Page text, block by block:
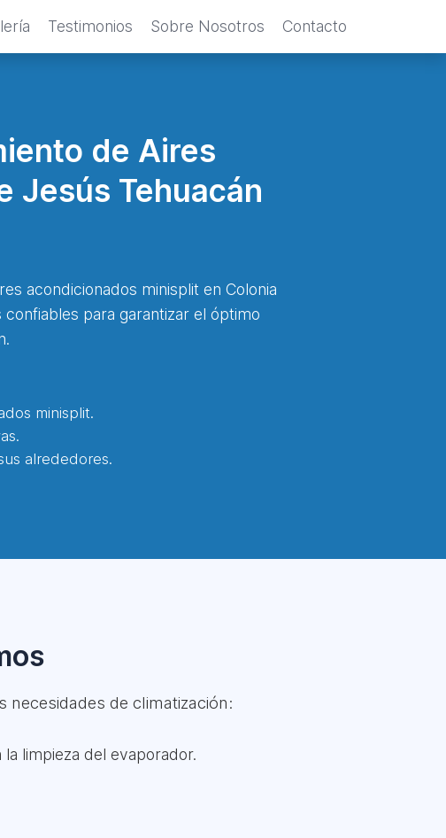
Testimonios Sobre Nosotros Contacto
de Aires
Jesús Tehuacán
acondicionados minisplit en Colonia
para garantizar el óptimo
minisplit.
alrededores.
necesidades de climatización:
limpieza del evaporador.